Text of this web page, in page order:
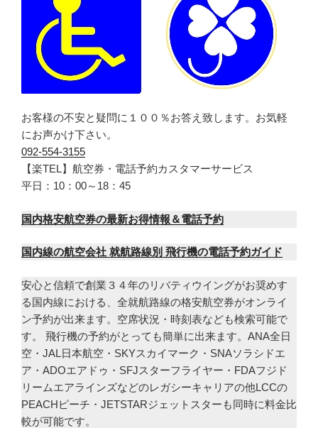
お客様の不安と疑問に１００％お答え致します。お気軽
にお声かけ下さい。
092-554-3155
【楽TEL】航空券・電話予約カスタマーサービス
平日：10：00～18：45
国内格安航空券の最新お得情報＆電話予約
国内線の航空会社 就航路線別 飛行機の電話予約ガイド
安心と信頼で創業３４年のリバティウイングがお奨めす
る国内線における、全就航路線の格安航空券がオンライ
ン予約が出来ます。空席状況・時刻表なども検索可能で
す。 飛行機の予約がとっても簡単に出来ます。ANA全日
空・JAL日本航空・SKYスカイマーク・SNAソラシドエ
ア・ADOエアドゥ・SFJスターフライヤー・FDAフジド
リームエアラインズなどのレガシーキャリアの他LCCの
PEACHピーチ・JETSTARジェットスターも同時に料金比
較が可能です。